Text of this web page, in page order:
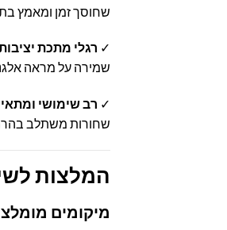
שחוסך זמן ומאמץ
✓ רגלי מתכת
שמירה על מראה
✓ רב שימושי
שחורות משתלב
המלצות
מיקומים